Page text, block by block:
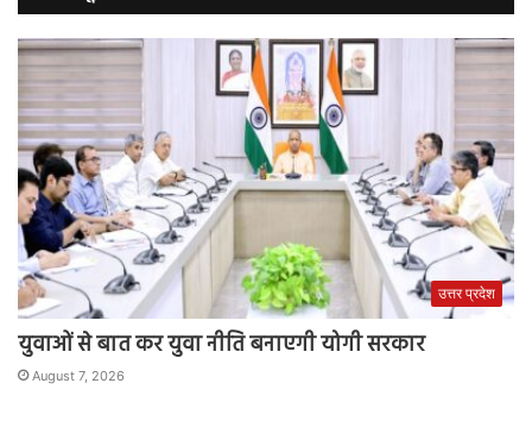
उत्तर प्रदेश
युवाओं से बात कर युवा नीति बनाएगी योगी सरकार
August 7, 2026